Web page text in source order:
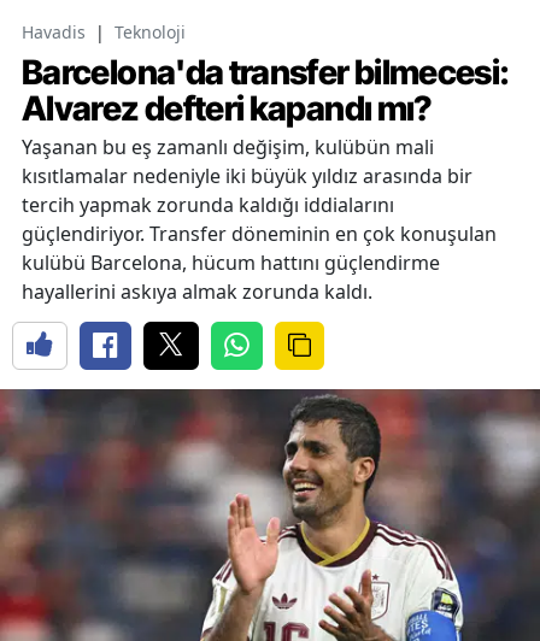
Havadis | Teknoloji
Barcelona'da transfer bilmecesi:
Alvarez defteri kapandı mı?
Yaşanan bu eş zamanlı değişim, kulübün mali
kısıtlamalar nedeniyle iki büyük yıldız arasında bir
tercih yapmak zorunda kaldığı iddialarını
güçlendiriyor. Transfer döneminin en çok konuşulan
kulübü Barcelona, hücum hattını güçlendirme
hayallerini askıya almak zorunda kaldı.